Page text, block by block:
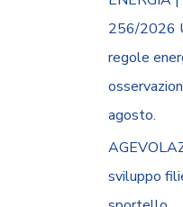
256/2026
regole
agosto.
sviluppo